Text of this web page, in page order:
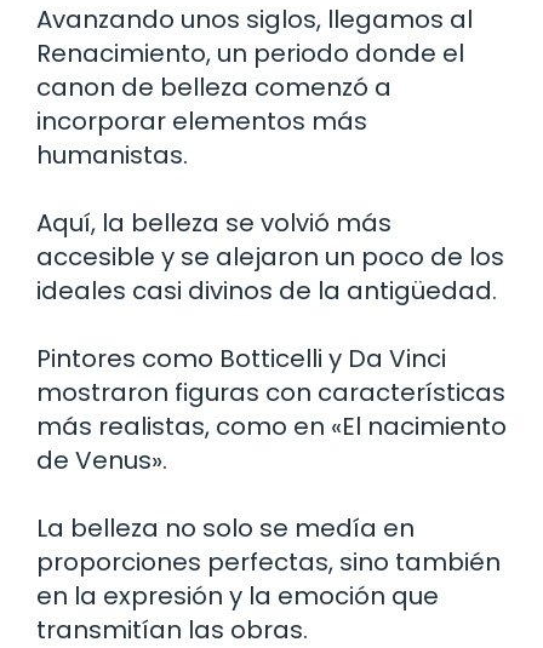
Avanzando unos siglos, llegamos al
Renacimiento, un periodo donde el
canon de belleza comenzó a
incorporar elementos más
humanistas.
Aquí, la belleza se volvió más
accesible y se alejaron un poco de los
ideales casi divinos de la antigüedad.
Pintores como Botticelli y Da Vinci
mostraron figuras con características
más realistas, como en «El nacimiento
de Venus».
La belleza no solo se medía en
proporciones perfectas, sino también
en la expresión y la emoción que
transmitían las obras.